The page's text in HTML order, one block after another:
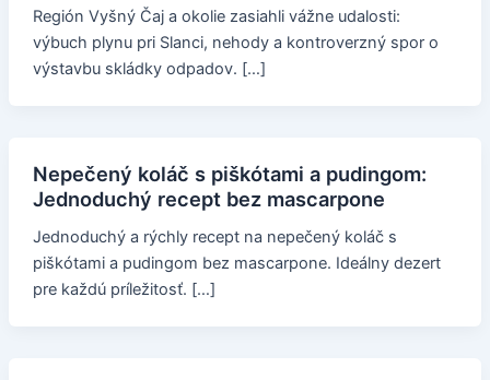
Región Vyšný Čaj a okolie zasiahli vážne udalosti:
výbuch plynu pri Slanci, nehody a kontroverzný spor o
výstavbu skládky odpadov. […]
Nepečený koláč s piškótami a pudingom:
Jednoduchý recept bez mascarpone
Jednoduchý a rýchly recept na nepečený koláč s
piškótami a pudingom bez mascarpone. Ideálny dezert
pre každú príležitosť. […]